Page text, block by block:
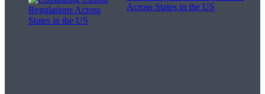
Across States in the US